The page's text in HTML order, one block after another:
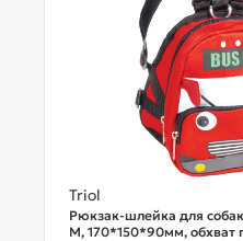
Triol
Рюкзак-шлейка для
М, 170*150*90мм, обхват